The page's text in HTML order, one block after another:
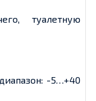
туалетную
-5…+40